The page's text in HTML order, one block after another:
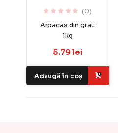
(0)
Arpacas din grau
1kg
5.79 lei
Adaugă în coș